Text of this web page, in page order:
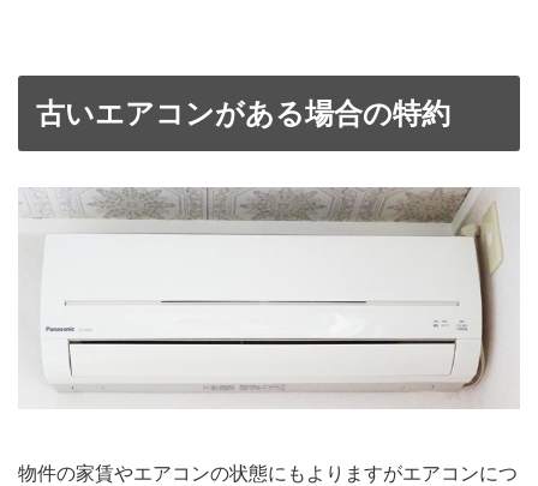
古いエアコンがある場合の特約
物件の家賃やエアコンの状態にもよりますがエアコンにつ